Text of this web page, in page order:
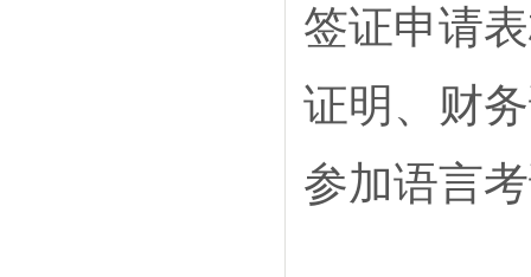
签证申请
证明、财
参加语言